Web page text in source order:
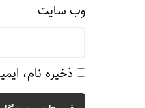
وب‌ سایت
ذخیره نام،